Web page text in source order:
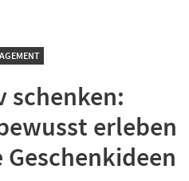
schenken:
erleben